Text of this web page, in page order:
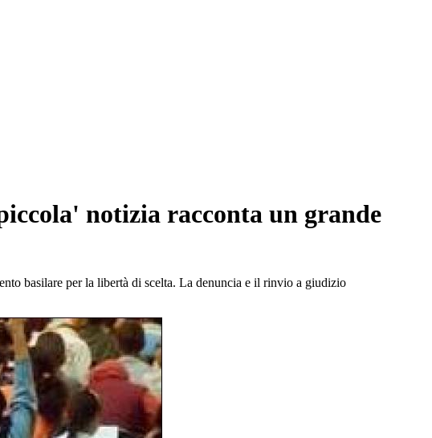
notizia racconta un grande
basilare per la libertà di scelta. La denuncia e il rinvio a giudizio